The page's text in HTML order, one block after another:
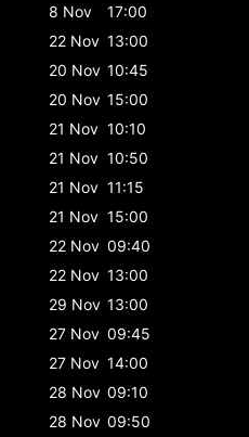
8 Nov
17:00
22 Nov 13:00
20 Nov 10:45
20 Nov 15:00
21 Nov 10:10
21 Nov 10:50
21 Nov 11:15
21 Nov 15:00
22 Nov 09:40
22 Nov 13:00
29 Nov 13:00
27 Nov 09:45
27 Nov 14:00
28 Nov 09:10
28 Nov 09:50